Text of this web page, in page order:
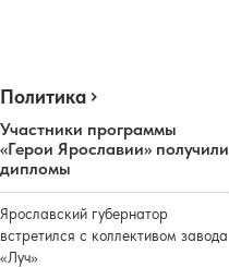
Политика
Участники программы
«Герои Ярославии» получили
дипломы
Ярославский губернатор
встретился с коллективом завода
«Луч»